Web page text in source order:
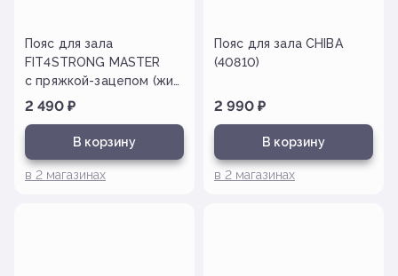
Пояс для зала
FIT4STRONG MASTER
с пряжкой-зацепом (жим
лежа)
2 490 ₽
В корзину
в 2 магазинах
Пояс для зала CHIBA
(40810)
2 990 ₽
В корзину
в 2 магазинах